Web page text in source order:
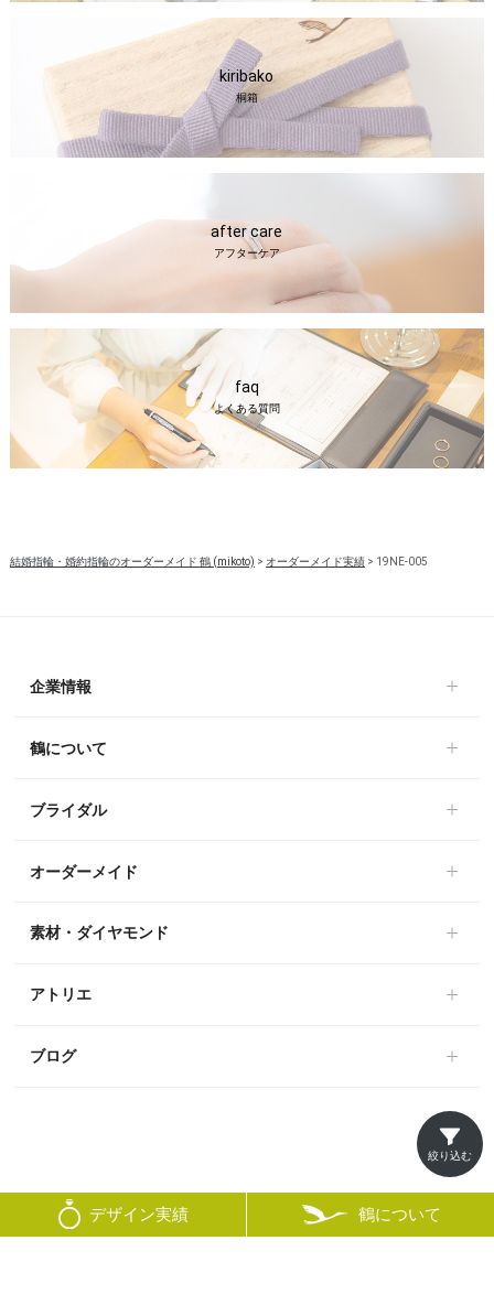
デザイン実績 鶴について
絞り込む
kiribako
桐箱
after care
アフターケア
faq
よくある質問
結婚指輪・婚約指輪のオーダーメイド 鶴 (mikoto) > オーダーメイド実績> 19NE-005
企業情報
鶴について
ブライダル
オーダーメイド
素材・ダイヤモンド
アトリエ
ブログ